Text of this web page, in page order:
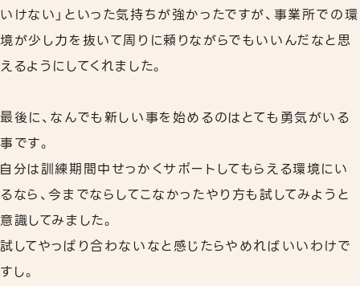
いけない」といった気持ちが強かったですが、事業所での環
境が少し力を抜いて周りに頼りながらでもいいんだなと思
えるようにしてくれました。
最後に、なんでも新しい事を始めるのはとても勇気がいる
事です。
自分は訓練期間中せっかくサポートしてもらえる環境にい
るなら、今までならしてこなかったやり方も試してみようと
意識してみました。
試してやっぱり合わないなと感じたらやめればいいわけで
すし。